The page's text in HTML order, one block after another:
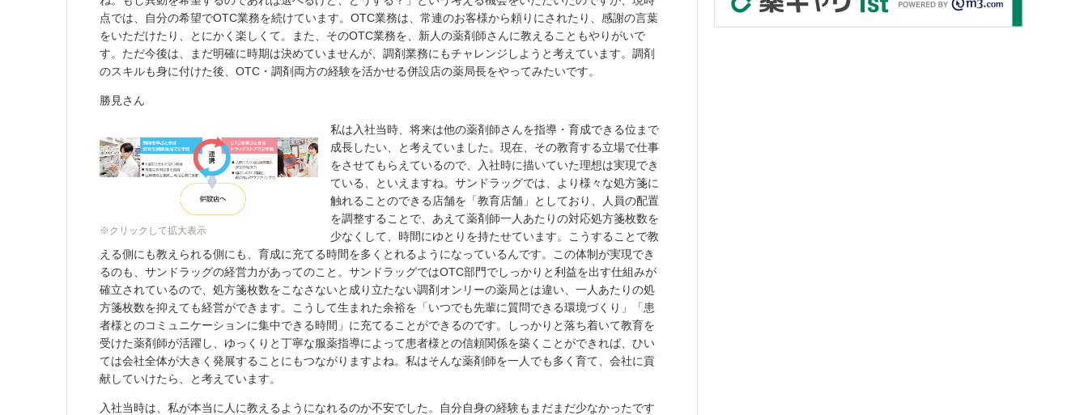
点では、自分の希望でOTC業務を続けています。OTC業務は、常連のお客様から頼りにされたり、感謝の言葉
をいただけたり、とにかく楽しくて。また、そのOTC業務を、新人の薬剤師さんに教えることもやりがいで
す。ただ今後は、まだ明確に時期は決めていませんが、調剤業務にもチャレンジしようと考えています。調剤
のスキルも身に付けた後、OTC・調剤両方の経験を活かせる併設店の薬局長をやってみたいです。
勝見さん
※クリックして拡大表示
私は入社当時、将来は他の薬剤師さんを指導・育成できる位まで
成長したい、と考えていました。現在、その教育する立場で仕事
をさせてもらえているので、入社時に描いていた理想は実現でき
ている、といえますね。サンドラッグでは、より様々な処方箋に
触れることのできる店舗を「教育店舗」としており、人員の配置
を調整することで、あえて薬剤師一人あたりの対応処方箋枚数を
少なくして、時間にゆとりを持たせています。こうすることで教
える側にも教えられる側にも、育成に充てる時間を多くとれるようになっているんです。この体制が実現でき
るのも、サンドラッグの経営力があってのこと。サンドラッグではOTC部門でしっかりと利益を出す仕組みが
確立されているので、処方箋枚数をこなさないと成り立たない調剤オンリーの薬局とは違い、一人あたりの処
方箋枚数を抑えても経営ができます。こうして生まれた余裕を「いつでも先輩に質問できる環境づくり」「患
者様とのコミュニケーションに集中できる時間」に充てることができるのです。しっかりと落ち着いて教育を
受けた薬剤師が活躍し、ゆっくりと丁寧な服薬指導によって患者様との信頼関係を築くことができれば、ひい
ては会社全体が大きく発展することにもつながりますよね。私はそんな薬剤師を一人でも多く育て、会社に貢
献していけたら、と考えています。
入社当時は、私が本当に人に教えるようになれるのか不安でした。自分自身の経験もまだまだ少なかったです